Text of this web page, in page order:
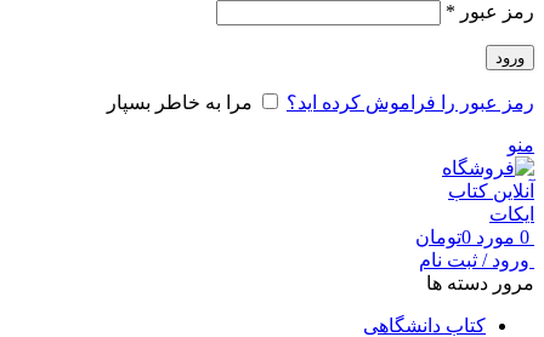
رمز عبور *
ورود
رمز عبور را فراموش کرده اید؟ مرا به خاطر بسپار
منو
0 مورد 0تومان
ورود / ثبت نام
مرور دسته ها
کتاب دانشگاهی